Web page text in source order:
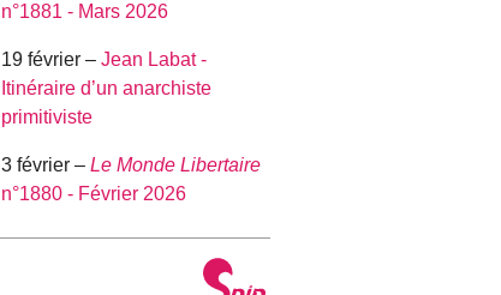
n°1881 - Mars 2026
19 février –Jean Labat -
Itinéraire d’un anarchiste
primitiviste
3 février –Le Monde Libertaire
n°1880 - Février 2026